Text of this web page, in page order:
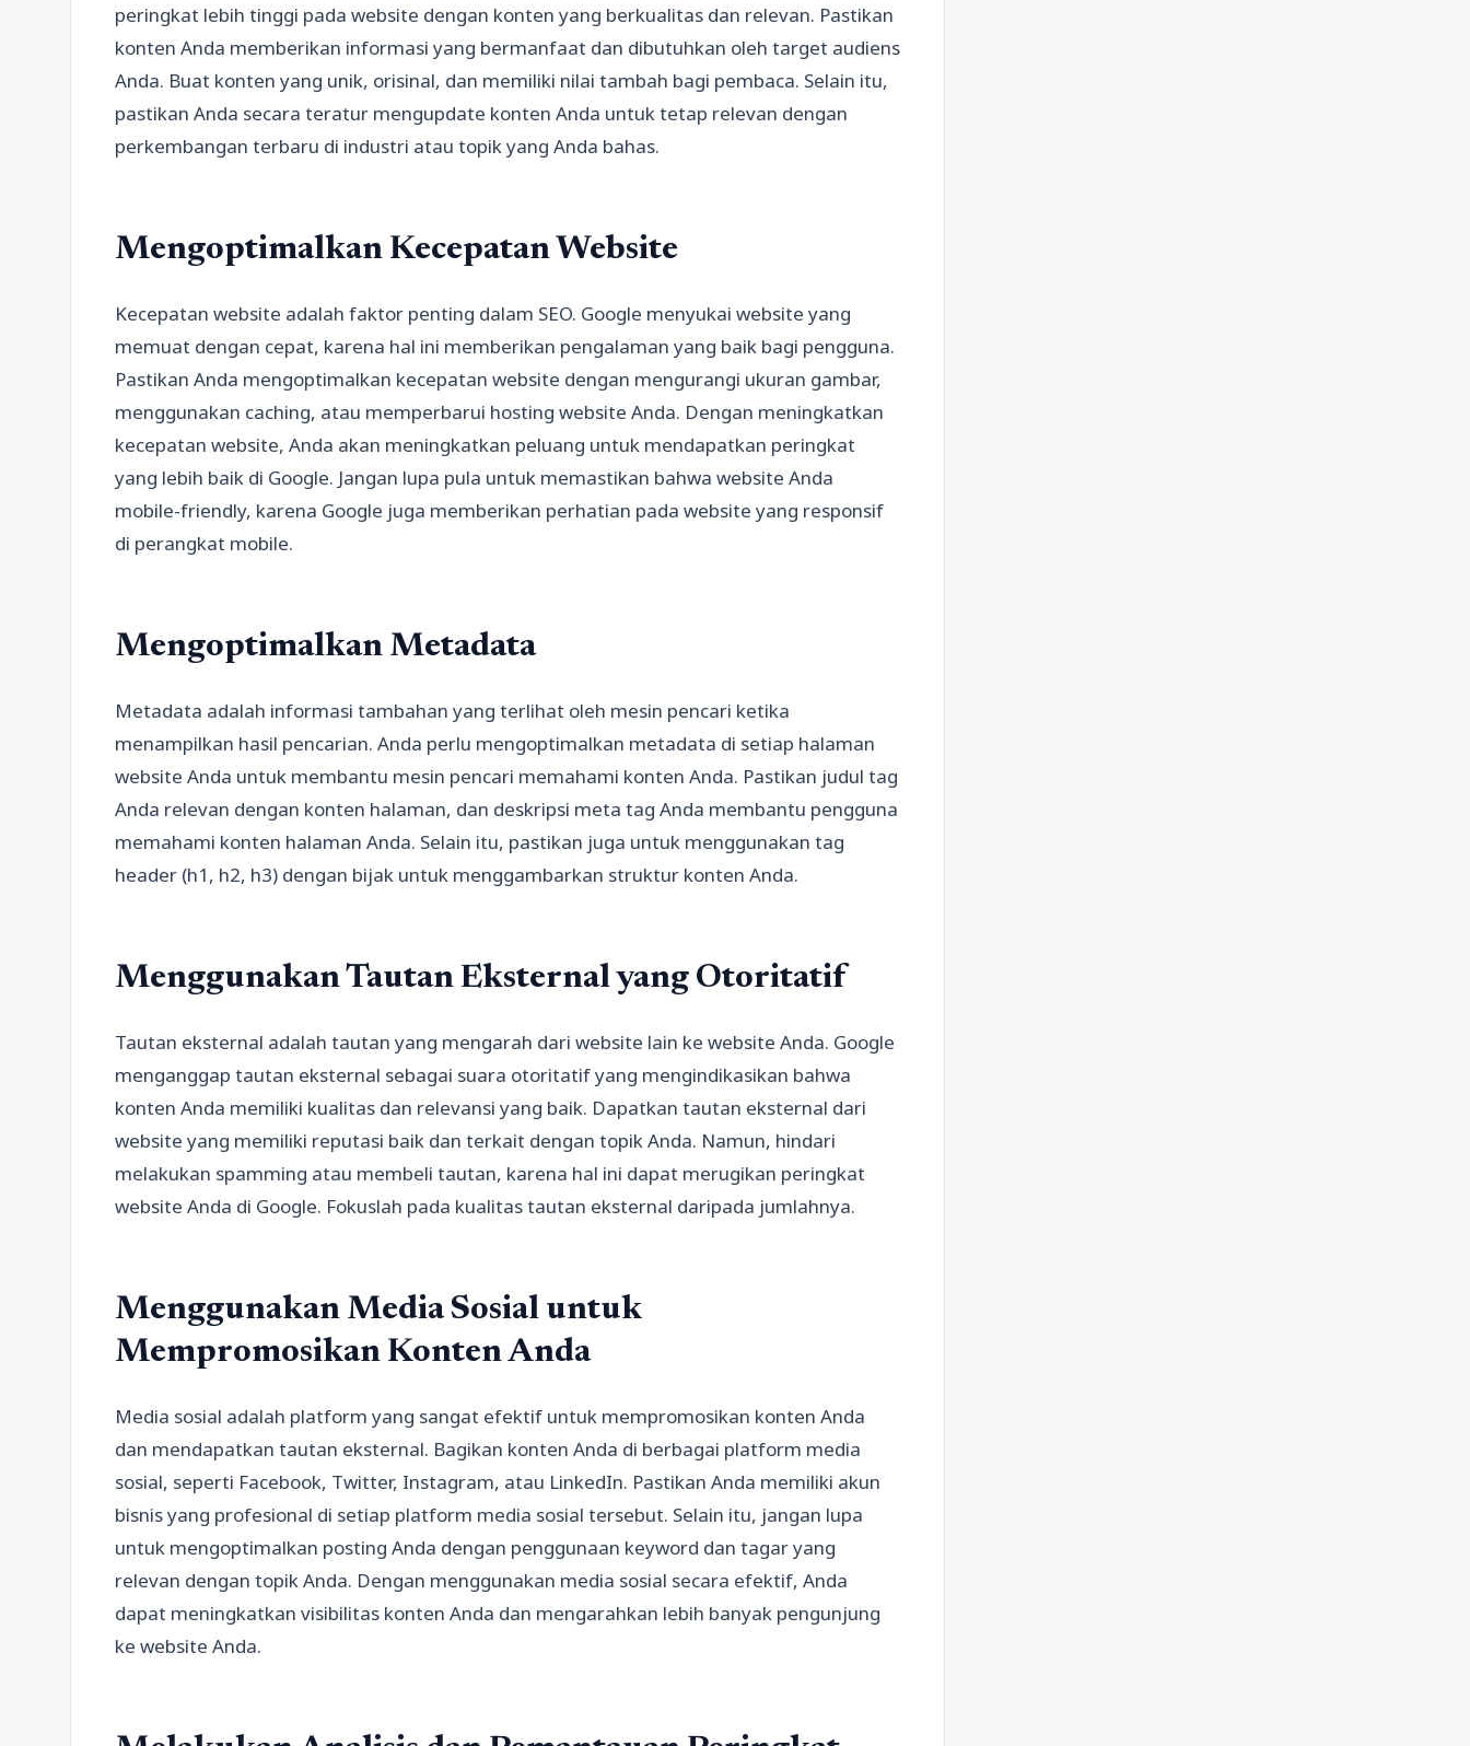
peringkat lebih tinggi pada website dengan konten yang berkualitas dan relevan. Pastikan
konten Anda memberikan informasi yang bermanfaat dan dibutuhkan oleh target audiens
Anda. Buat konten yang unik, orisinal, dan memiliki nilai tambah bagi pembaca. Selain itu,
pastikan Anda secara teratur mengupdate konten Anda untuk tetap relevan dengan
perkembangan terbaru di industri atau topik yang Anda bahas.
Mengoptimalkan Kecepatan Website
Kecepatan website adalah faktor penting dalam SEO. Google menyukai website yang
memuat dengan cepat, karena hal ini memberikan pengalaman yang baik bagi pengguna.
Pastikan Anda mengoptimalkan kecepatan website dengan mengurangi ukuran gambar,
menggunakan caching, atau memperbarui hosting website Anda. Dengan meningkatkan
kecepatan website, Anda akan meningkatkan peluang untuk mendapatkan peringkat
yang lebih baik di Google. Jangan lupa pula untuk memastikan bahwa website Anda
mobile-friendly, karena Google juga memberikan perhatian pada website yang responsif
di perangkat mobile.
Mengoptimalkan Metadata
Metadata adalah informasi tambahan yang terlihat oleh mesin pencari ketika
menampilkan hasil pencarian. Anda perlu mengoptimalkan metadata di setiap halaman
website Anda untuk membantu mesin pencari memahami konten Anda. Pastikan judul tag
Anda relevan dengan konten halaman, dan deskripsi meta tag Anda membantu pengguna
memahami konten halaman Anda. Selain itu, pastikan juga untuk menggunakan tag
header (h1, h2, h3) dengan bijak untuk menggambarkan struktur konten Anda.
Menggunakan Tautan Eksternal yang Otoritatif
Tautan eksternal adalah tautan yang mengarah dari website lain ke website Anda. Google
menganggap tautan eksternal sebagai suara otoritatif yang mengindikasikan bahwa
konten Anda memiliki kualitas dan relevansi yang baik. Dapatkan tautan eksternal dari
website yang memiliki reputasi baik dan terkait dengan topik Anda. Namun, hindari
melakukan spamming atau membeli tautan, karena hal ini dapat merugikan peringkat
website Anda di Google. Fokuslah pada kualitas tautan eksternal daripada jumlahnya.
Menggunakan Media Sosial untuk
Mempromosikan Konten Anda
Media sosial adalah platform yang sangat efektif untuk mempromosikan konten Anda
dan mendapatkan tautan eksternal. Bagikan konten Anda di berbagai platform media
sosial, seperti Facebook, Twitter, Instagram, atau LinkedIn. Pastikan Anda memiliki akun
bisnis yang profesional di setiap platform media sosial tersebut. Selain itu, jangan lupa
untuk mengoptimalkan posting Anda dengan penggunaan keyword dan tagar yang
relevan dengan topik Anda. Dengan menggunakan media sosial secara efektif, Anda
dapat meningkatkan visibilitas konten Anda dan mengarahkan lebih banyak pengunjung
ke website Anda.